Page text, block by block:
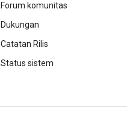
Forum komunitas
Dukungan
Catatan Rilis
Status sistem